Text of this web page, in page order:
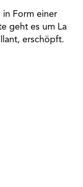
in Form einer
geht es um La
erschöpft.